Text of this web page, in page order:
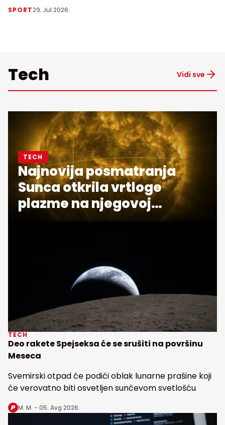
SPORT29. Jul 2026.
Tech Vidi sve
TECH
Najnovija posmatranja
Sunca otkrila vrtloge
plazme na njegovoj
površini
TECH
Deo rakete Spejseksa će se srušiti na površinu
Meseca
Svemirski otpad će podići oblak lunarne prašine koji
će verovatno biti osvetljen sunčevom svetlošću
M. M. - 05. Avg 2026.